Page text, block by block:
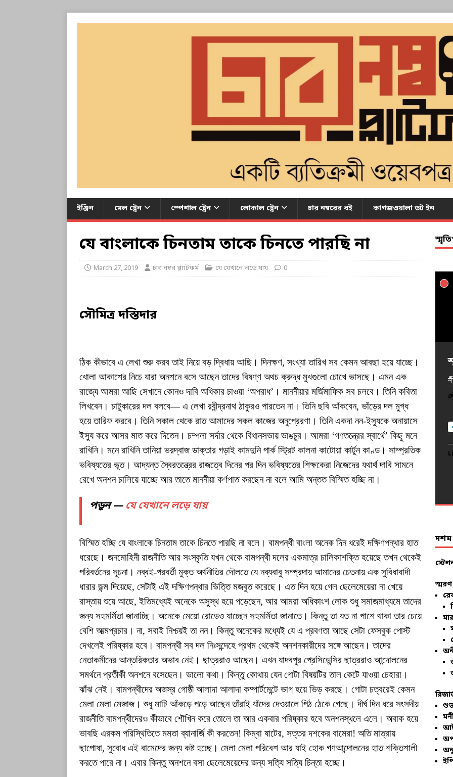
ইঞ্জিন মেল ট্রেন স্পেশাল ট্রেন লোকাল ট্রেন চার নম্বরের বই কাগজওয়ালা ডট ইন
যে বাংলাকে চিনতাম তাকে চিনতে পারছি না
March 27, 2019 চার নম্বর প্ল্যাটফর্ম যে যেখানে লড়ে যায় 0
সৌমিত্র দস্তিদার
ঠিক কীভাবে এ লেখা শুরু করব তাই নিয়ে বড় দ্বিধায় আছি। দিনক্ষণ, সংখ্যা তারিখ সব কেমন আবছা হয়ে যাচ্ছে।
খোলা আকাশের নিচে যারা অনশনে বসে আছেন তাদের বিষণ্ণ অথচ ক্রুদ্ধ মুখগুলো চোখে ভাসছে। এমন এক
রাজ্যে আমরা আছি সেখানে কোনও দাবি অধিকার চাওয়া ‘অপরাধ’। মাননীয়ার মর্জিমাফিক সব চলবে। তিনি কবিতা
লিখবেন। চাটুকারের দল বলবে— এ লেখা রবীন্দ্রনাথ ঠাকুরও পারতেন না। তিনি ছবি আঁকবেন, ভাঁড়ের দল মুগ্ধ
হয়ে তারিফ করবে। তিনি সকাল থেকে রাত আমাদের সকল কাজের অনুপ্রেরণা। তিনি একদা নন-ইস্যুকে অনায়াসে
ইস্যু করে আসর মাত করে দিতেন। চম্পলা সর্দার থেকে বিধানসভায় ভাঙচুর। আমরা ‘গণতন্ত্রের স্বার্থে’ কিছু মনে
রাখিনি। মনে রাখিনি তানিয়া ভরদ্বাজ ডাক্তার গড়াই কামদুনি পার্ক স্ট্রিট কালনা কাটোয়া কার্টুন কাণ্ড। সাম্প্রতিক
ভবিষ্যতের ভূত। আদ্যন্ত স্বৈরতন্ত্রের রাজত্বে দিনের পর দিন ভবিষ্যতের শিক্ষকেরা নিজেদের যথার্থ দাবি সামনে
রেখে অনশন চালিয়ে যাচ্ছে আর তাতে মাননীয়া কর্ণপাত করছেন না বলে আমি অন্তত বিস্মিত হচ্ছি না।
পড়ুন — যে যেখানে লড়ে যায়
বিস্মিত হচ্ছি যে বাংলাকে চিনতাম তাকে চিনতে পারছি না বলে। বামপন্থী বাংলা অনেক দিন ধরেই দক্ষিণপন্থার হাত
ধরেছে। জনমোহিনী রাজনীতি আর সংস্কৃতি যখন থেকে বামপন্থী দলের একমাত্র চালিকাশক্তি হয়েছে তখন থেকেই
পরিবর্তনের সূচনা। নব্বই-পরবর্তী মুক্ত অর্থনীতির দৌলতে যে নব্যবাবু সম্প্রদায় আমাদের চেতনায় এক সুবিধাবাদী
ধারার জন্ম দিয়েছে, সেটাই এই দক্ষিণপন্থার ভিত্তি মজবুত করেছে। এত দিন হয়ে গেল ছেলেমেয়েরা না খেয়ে
রাস্তায় শুয়ে আছে, ইতিমধ্যেই অনেকে অসুস্থ হয়ে পড়েছেন, আর আমরা অধিকাংশ লোক শুধু সমাজমাধ্যমে তাদের
জন্য সহমর্মিতা জানাচ্ছি। অনেকে মেয়ো রোডেও যাচ্ছেন সহমর্মিতা জানাতে। কিন্তু তা যত না পাশে থাকা তার চেয়ে
বেশি আত্মপ্রচার। না, সবাই নিশ্চয়ই তা নন। কিন্তু অনেকের মধ্যেই যে এ প্রবণতা আছে সেটা ফেসবুক পোস্ট
দেখলেই পরিষ্কার হবে। বামপন্থী সব দল নিঃসন্দেহে প্রথম থেকেই অনশনকারীদের সঙ্গে আছেন। তাদের
নেতাকর্মীদের আন্তরিকতার অভাব নেই। ছাত্ররাও আছেন। এখন যাদবপুর প্রেসিডেন্সির ছাত্ররাও আন্দোলনের
সমর্থনে প্রতীকী অনশনে বসেছেন। ভালো কথা। কিন্তু কোথায় যেন গোটা বিষয়টির তাল কেটে যাওয়া চেহারা।
ঝাঁঝ নেই। বামপন্থীদের অজস্র গোষ্ঠী আলাদা আলাদা কম্পার্টমেন্টে ভাগ হয়ে ভিড় করছে। গোটা চত্বরেই কেমন
মেলা মেলা মেজাজ। শুধু মাটি আঁকড়ে পড়ে আছেন তাঁরাই যাঁদের দেওয়ালে পিঠ ঠেকে গেছে। দীর্ঘ দিন ধরে সংসদীয়
রাজনীতি বামপন্থীদেরও কীভাবে শৌখিন করে তোলে তা আর একবার পরিষ্কার হবে অনশনস্থলে এলে। অবাক হয়ে
ভাবছি এরকম পরিস্থিতিতে মমতা ব্যানার্জি কী করতেন! কিম্বা ষাটের, সত্তর দশকের বামেরা! অতি মাত্রায়
ছাপোষা, সুবোধ এই বামেদের জন্য কষ্ট হচ্ছে। মেলা মেলা পরিবেশ আর যাই হোক গণআন্দোলনের হাত শক্তিশালী
করতে পারে না। এবার কিন্তু অনশনে বসা ছেলেমেয়েদের জন্য সত্যি সত্যি চিন্তা হচ্ছে।
দশম
স্মরণ